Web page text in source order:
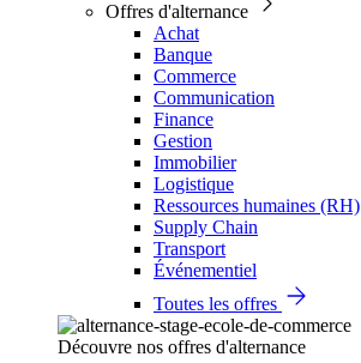
Offres d'alternance
Achat
Banque
Commerce
Communication
Finance
Gestion
Immobilier
Logistique
Ressources humaines (RH)
Supply Chain
Transport
Événementiel
Toutes les offres
Découvre nos offres d'alternance